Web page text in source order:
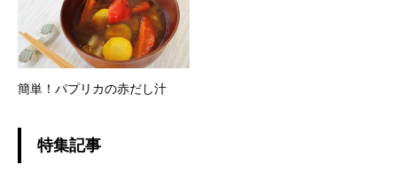
簡単！パプリカの赤だし汁
特集記事